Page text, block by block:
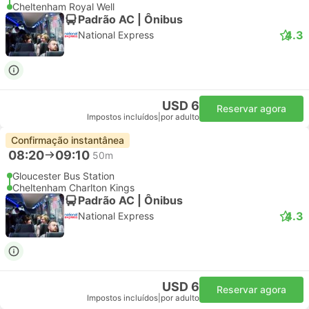
Cheltenham Royal Well
Padrão AC | Ônibus
National Express 4.3
USD 6
Impostos incluídos por adulto
Reservar agora
Confirmação instantânea
08:20 09:10 50m
Gloucester Bus Station
Cheltenham Charlton Kings
Padrão AC | Ônibus
National Express 4.3
USD 6
Impostos incluídos por adulto
Reservar agora